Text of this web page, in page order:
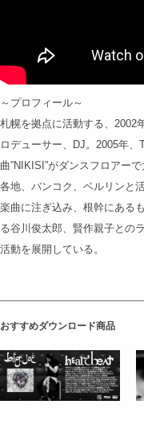
～プロフィール～
札幌を拠点に活動する、2002
ロデューサー、DJ。2005年
曲”NIKISI”がダンスフロアー
各地、バンコク、ベルリンと
楽曲に注ぎ込み、根幹にある
る谷川俊太郎、賢作親子との
活動を展開している。
おすすめダウンロード商品